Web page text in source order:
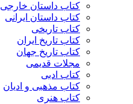
کتاب داستان خارجی
کتاب داستان ایرانی
کتاب تاریخی
کتاب تاریخ ایران
کتاب تاریخ جهان
مجلات قدیمی
کتاب ادبی
کتاب مذهبی و ادیان
کتاب هنری